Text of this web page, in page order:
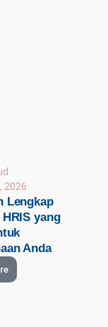
2026
Lengkap
yang
Anda